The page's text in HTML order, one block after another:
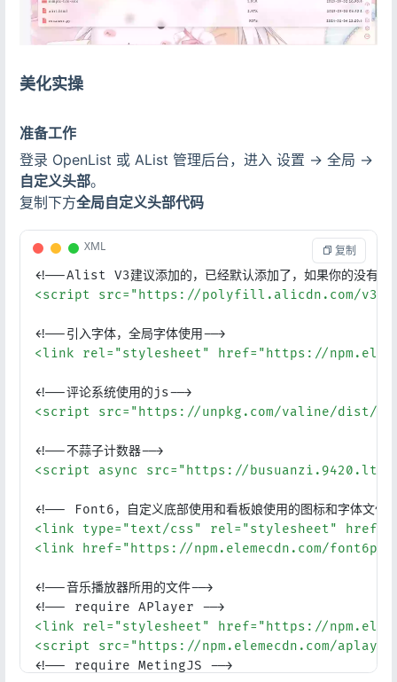
美化实操
准备工作
登录 OpenList 或 AList 管理后台，进入 设置 -> 全局 ->
自定义头部。
复制下方全局自定义头部代码
<!--Alist V3建议添加的，已经默认添加了，如果你的没有建
<script src= "https://polyfill.alicdn.com/v3/
<!--引入字体，全局字体使用-->
<link rel= "stylesheet" href= "https://
<!--评论系统使用的js-->
<script src= "https://unpkg.com/valine/dist/
<!--不蒜子计数器-->
<script async src= "https://
<!-- Font6，自定义底部使用和看板娘使用的图标和字体文件
<link type= "text/css" rel= "stylesheet" href
<link href= "https://npm.elemecdn.com/
<!--音乐播放器所用的文件-->
<!-- require APlayer -->
<link rel= "stylesheet" href= "https://
<script src= "https://npm.elemecdn.com/
<!-- require MetingJS -->
XML 复制
登录
记住登录